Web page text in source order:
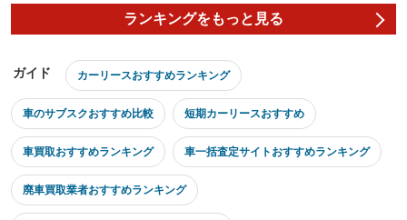
ランキングをもっと見る
ガイド カーリースおすすめランキング
車のサブスクおすすめ比較 短期カーリースおすすめ
車買取おすすめランキング 車一括査定サイトおすすめランキング
廃車買取業者おすすめランキング